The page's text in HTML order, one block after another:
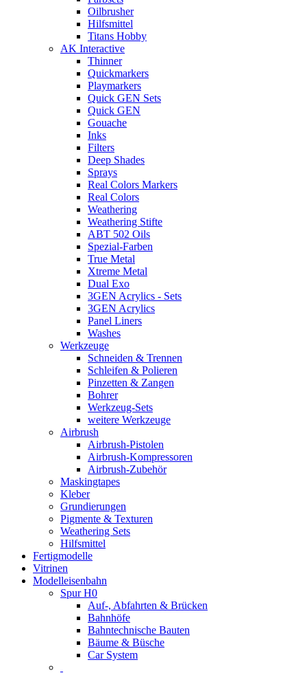
Oilbrusher
Hilfsmittel
Titans Hobby
AK Interactive
Thinner
Quickmarkers
Playmarkers
Quick GEN Sets
Quick GEN
Gouache
Inks
Filters
Deep Shades
Sprays
Real Colors Markers
Real Colors
Weathering
Weathering Stifte
ABT 502 Oils
Spezial-Farben
True Metal
Xtreme Metal
Dual Exo
3GEN Acrylics - Sets
3GEN Acrylics
Panel Liners
Washes
Werkzeuge
Schneiden & Trennen
Schleifen & Polieren
Pinzetten & Zangen
Bohrer
Werkzeug-Sets
weitere Werkzeuge
Airbrush
Airbrush-Pistolen
Airbrush-Kompressoren
Airbrush-Zubehör
Maskingtapes
Kleber
Grundierungen
Pigmente & Texturen
Weathering Sets
Hilfsmittel
Fertigmodelle
Vitrinen
Modelleisenbahn
Spur H0
Auf-, Abfahrten & Brücken
Bahnhöfe
Bahntechnische Bauten
Bäume & Büsche
Car System